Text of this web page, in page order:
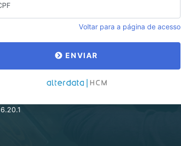
Voltar para a página de acesso
ENVIAR